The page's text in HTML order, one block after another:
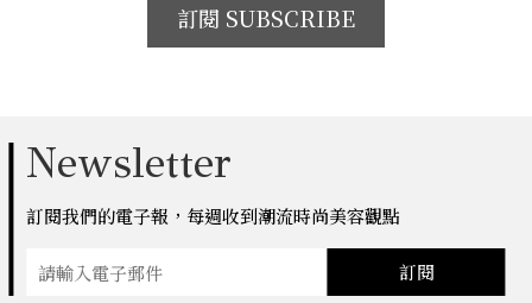
訂閱 SUBSCRIBE
Newsletter
訂閱我們的電子報，每週收到潮流時尚美容觀點
訂閱